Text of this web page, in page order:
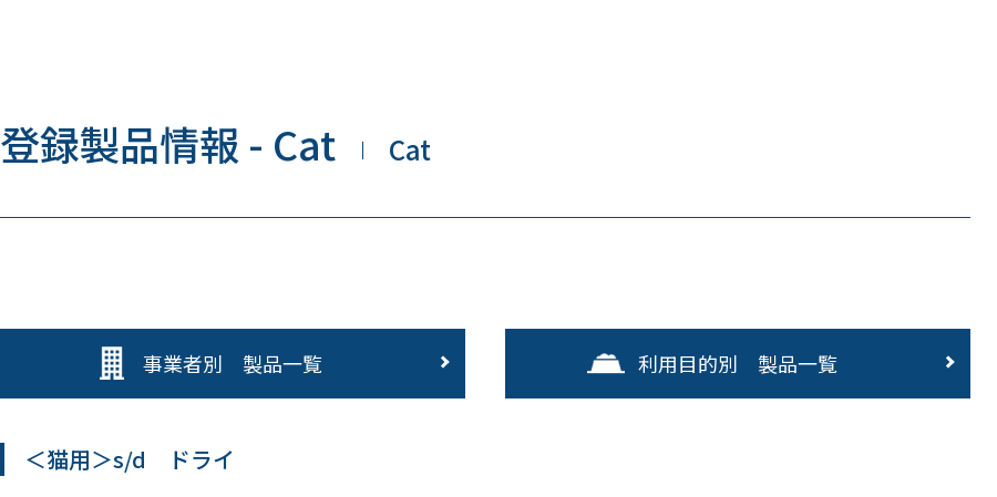
登録製品情報 - Cat Cat
事業者別 製品一覧 利用目的別 製品一覧
＜猫用＞s/d ドライ